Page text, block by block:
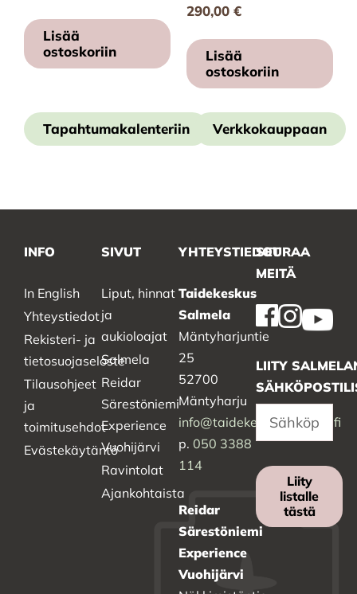
Lisää
ostoskoriin
290,00 €
Lisää
ostoskoriin
Tapahtumakalenteriin Verkkokauppaan
INFO
In English
Yhteystiedot
Rekisteri- ja
tietosuojaseloste
Tilausohjeet
ja
toimitusehdot
Evästekäytäntö
SIVUT
Liput, hinnat
ja
aukioloajat
Salmela
Reidar
Särestöniemi
Experience
Vuohijärvi
Ravintolat
Ajankohtaista
YHTEYSTIEDOT
Taidekeskus
Salmela
Mäntyharjuntie
25
52700
Mäntyharju
info@taidekeskussalmela.fi
p. 050 3388
114
Reidar
Särestöniemi
Experience
Vuohijärvi
SEURAA
MEITÄ
LIITY
Liity
listalle
tästä